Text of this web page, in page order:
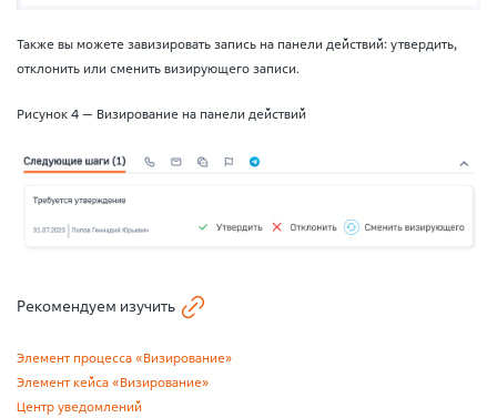
Также вы можете завизировать запись на панели действий: утвердить,
отклонить или сменить визирующего записи.
Рисунок 4 — Визирование на панели действий
Рекомендуем изучить
Элемент процесса «Визирование»
Элемент кейса «Визирование»
Центр уведомлений